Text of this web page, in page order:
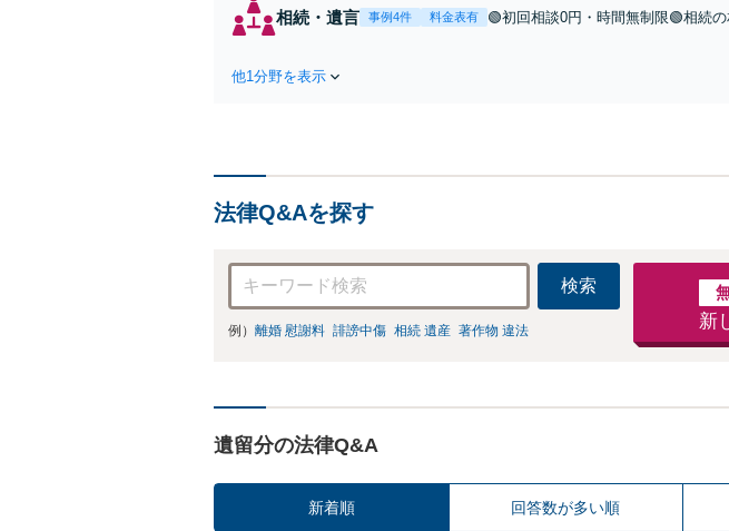
尽くします。
相続・遺言 事例4件 料金表有
🟢初回相談0円・時間無制限🟢相続の
他1分野を表示
法律Q&Aを探す
検索
例） 離婚 慰謝料 誹謗中傷 相続 遺産 著作物 違法 新
遺留分の法律Q&A
新着順 回答数が多い順